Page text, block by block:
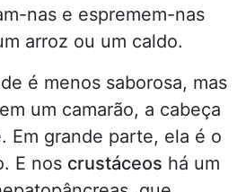
nas e espremem-nas
arroz ou um caldo.
é menos saborosa, mas
um camarão, a cabeça
Em grande parte, ela é o
E nos crustáceos há um